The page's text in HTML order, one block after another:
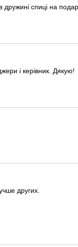
дружині спиці на
і керівник. Дякую!
других.